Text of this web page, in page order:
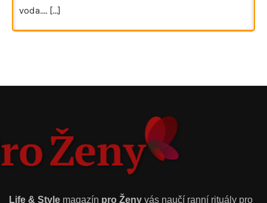
voda.… [...]
Life & Style magazín pro Ženy vás naučí ranní rituály pro